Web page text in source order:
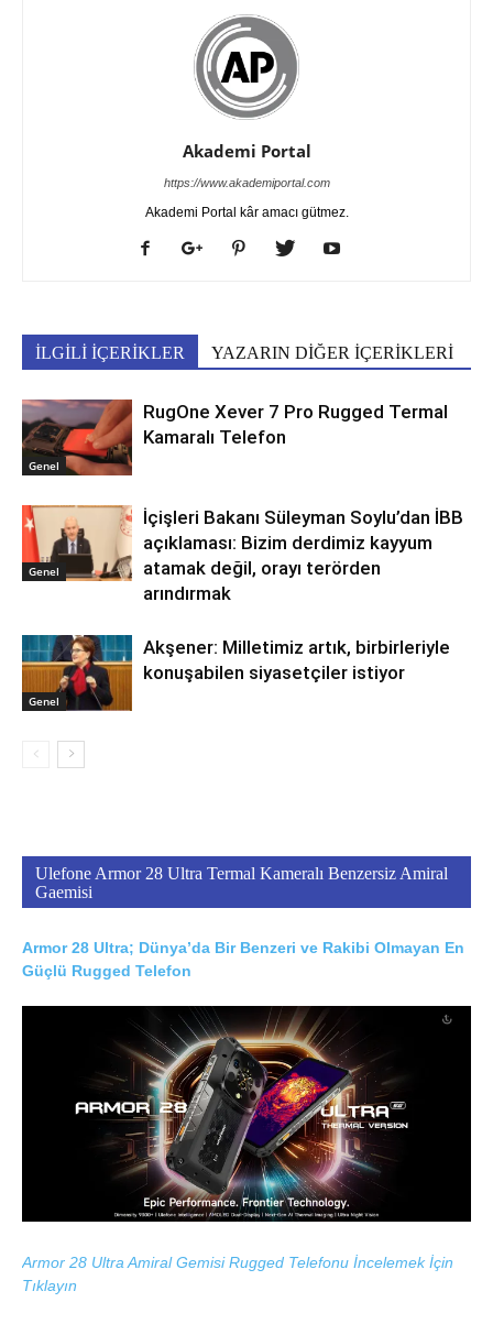
Akademi Portal
https://www.akademiportal.com
Akademi Portal kâr amacı gütmez.
İLGİLİ İÇERİKLER YAZARIN DİĞER İÇERİKLERİ
Genel
RugOne Xever 7 Pro Rugged Termal
Kamaralı Telefon
Genel
İçişleri Bakanı Süleyman Soylu’dan İBB
açıklaması: Bizim derdimiz kayyum
atamak değil, orayı terörden
arındırmak
Genel
Akşener: Milletimiz artık, birbirleriyle
konuşabilen siyasetçiler istiyor
Ulefone Armor 28 Ultra Termal Kameralı Benzersiz Amiral
Gaemisi
Armor 28 Ultra; Dünya’da Bir Benzeri ve Rakibi Olmayan En
Güçlü Rugged Telefon
Armor 28 Ultra Amiral Gemisi Rugged Telefonu İncelemek İçin
Tıklayın